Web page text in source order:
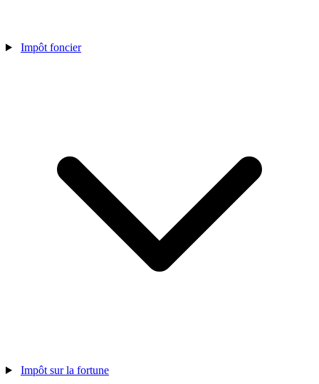
Impôt foncier
Impôt sur la fortune